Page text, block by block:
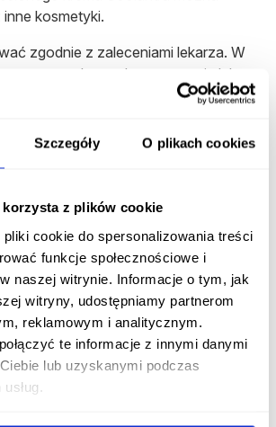
Szczegóły O plikach cookies
z plików cookie
cookie do spersonalizowania treści
funkcje społecznościowe i
naszej witrynie. Informacje o tym, jak
witryny, udostępniamy partnerom
reklamowym i analitycznym.
te informacje z innymi danymi
lub uzyskanymi podczas
kosmetyki.
zgodnie z zaleceniami lekarza. W
po kwartale stosowania leku
przerwać leczenie i skontaktować się
ciąża i karmienie piersią
brak jest wystarczających danych o
u kobiet ciężarnych. Choć po
wchłanianie iwermektyny jest
całkowicie wykluczyć ryzyka dla
piersią należy zachować
iwermektyna może przenikać do
pacjentka karmi piersią
czy wstrzymanie leczenia